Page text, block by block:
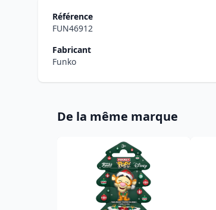
Référence
FUN46912
Fabricant
Funko
De la même marque